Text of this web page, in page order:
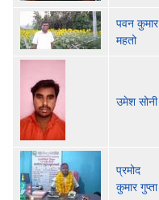
पवन कुमार
महतो
उमेश सोनी
प्रमोद
कुमार गुप्ता